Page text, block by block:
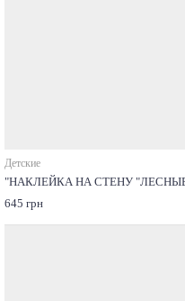
Детские
"НАКЛЕЙКА НА СТЕНУ
645 грн